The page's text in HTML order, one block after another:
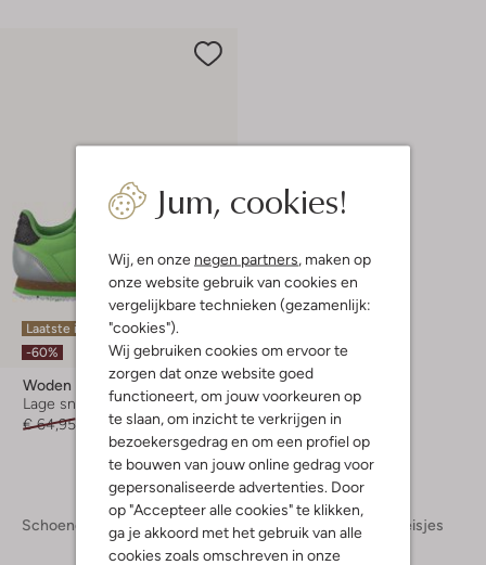
Jum, cookies!
Wij, en onze negen partners, maken op
onze website gebruik van cookies en
vergelijkbare technieken (gezamenlijk:
"cookies").
Wij gebruiken cookies om ervoor te
zorgen dat onze website goed
functioneert, om jouw voorkeuren op
te slaan, om inzicht te verkrijgen in
bezoekersgedrag en om een profiel op
te bouwen van jouw online gedrag voor
gepersonaliseerde advertenties. Door
op "Accepteer alle cookies" te klikken,
ga je akkoord met het gebruik van alle
cookies zoals omschreven in onze
Laatste item
-60%
Woden
Lage sneakers
€ 64,95
€ 25,99
Schoenen Kinderschoenen Meisjes Sneakers Meisjes